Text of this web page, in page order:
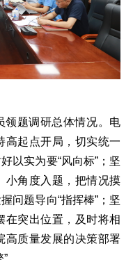
领题调研总体情况。电
高起点开局，切实统一
以实为要“风向标”；坚
小角度入题，把情况摸
问题导向“指挥棒”；坚
在突出位置，及时将相
高质量发展的决策部署